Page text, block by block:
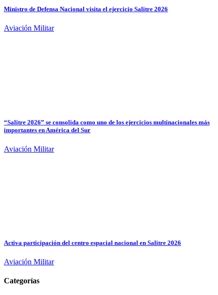
Ministro de Defensa Nacional visita el ejercicio Salitre 2026
Aviación Militar
“Salitre 2026” se consolida como uno de los ejercicios multinacionales más
importantes en América del Sur
Aviación Militar
Activa participación del centro espacial nacional en Salitre 2026
Aviación Militar
Categorías